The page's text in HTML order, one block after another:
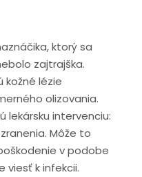
ktorý sa
zajtrajška.
kožné lézie
olizovania.
lekársku intervenciu:
Môže to
v podobe
viesť k infekcii.